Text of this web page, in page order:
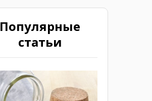
Популярные
статьи